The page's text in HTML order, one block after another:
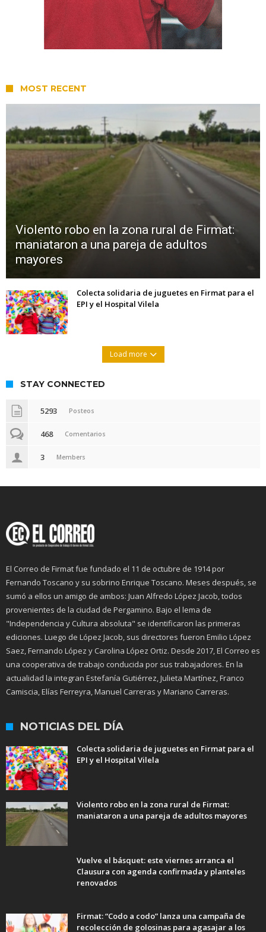
MOST RECENT
Violento robo en la zona rural de Firmat:
maniataron a una pareja de adultos
mayores
Colecta solidaria de juguetes en Firmat para el
EPI y el Hospital Vilela
Load more
STAY CONNECTED
5293 Posteos
468 Comentarios
3 Members
El Correo de Firmat fue fundado el 11 de octubre de 1914 por
Fernando Toscano y su sobrino Enrique Toscano. Meses después, se
sumó a ellos un amigo de ambos: Juan Alfredo López Jacob, todos
provenientes de la ciudad de Pergamino. Bajo el lema de
"Independencia y Cultura absoluta" se identificaron las primeras
ediciones. Luego de López Jacob, sus directores fueron Emilio López
Saez, Fernando López y Carolina López Ortiz. Desde 2017, El Correo es
una cooperativa de trabajo conducida por sus trabajadores. En la
actualidad la integran Estefanía Gutiérrez, Julieta Martínez, Franco
Camiscia, Elías Ferreyra, Manuel Carreras y Mariano Carreras.
NOTICIAS DEL DÍA
Colecta solidaria de juguetes en Firmat para el
EPI y el Hospital Vilela
Violento robo en la zona rural de Firmat:
maniataron a una pareja de adultos mayores
Vuelve el básquet: este viernes arranca el
Clausura con agenda confirmada y planteles
renovados
Firmat: “Codo a codo” lanza una campaña de
recolección de golosinas para agasajar a los